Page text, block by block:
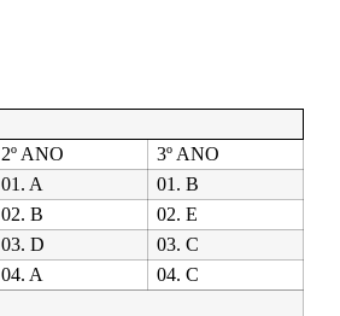
2º ANO
3º ANO
01. A
01. B
02. B
02. E
03. D
03. C
04. A
04. C